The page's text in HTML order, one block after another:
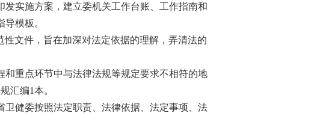
实施方案，建立委机关工作台账、工作指南和
模板。
文件，旨在加深对法定依据的理解，弄清法的
重点环节中与法律法规等规定要求不相符的地
汇编1本。
健委按照法定职责、法律依据、法定事项、法